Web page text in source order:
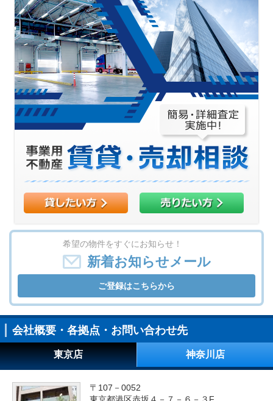
希望の物件をすぐにお知らせ！
新着お知らせメール
ご登録はこちらから
会社概要・各拠点・お問い合わせ先
東京店 神奈川店
〒107－0052